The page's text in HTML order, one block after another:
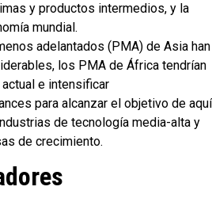
y productos intermedios, y la
mundial.
adelantados (PMA) de Asia han
los PMA de África tendrían
e intensificar
para alcanzar el objetivo de aquí
de tecnología media-alta y
de crecimiento.